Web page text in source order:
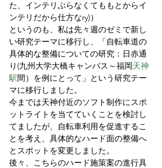
た、インテリぶらなくてももとからイ
ンテリだから仕方なry)）
というのも、私は先々週のゼミで新し
い研究テーマに移行し、「自転車道の
具体的な整備についての研究：日赤通
り(九州大学大橋キャンパス～福岡天神
駅間）を例にとって」という研究テー
マに移行しました。
今までは天神付近のソフト制作にスポ
ットライトを当てていくことを検討し
てましたが、自転車利用を促進するこ
とを考え、具体的なハード面の整備へ
とスポットを変更しました。
後々、こちらのハード施策案の進行具